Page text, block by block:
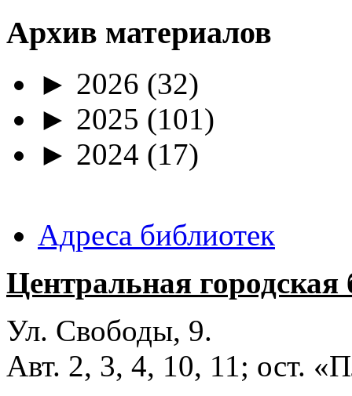
Архив материалов
► 2026 (32)
► 2025 (101)
► 2024 (17)
Адреса библиотек
Центральная
Ул. Свободы, 9.
Авт. 2, 3, 4, 10, 11; ост.